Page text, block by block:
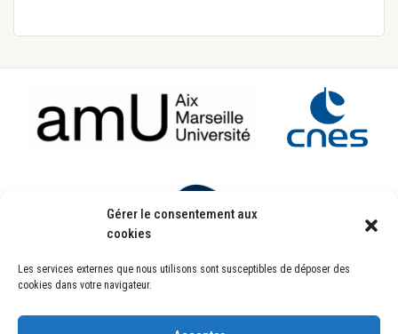
Gérer le consentement aux
cookies
Les services externes que nous utilisons sont susceptibles de déposer des
cookies dans votre navigateur.
Laboratoire d’Astrophysique de Marseille
38, rue Frédéric Joliot-Curie